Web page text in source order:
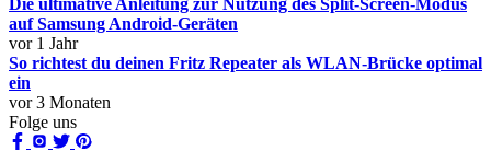
Die ultimative Anleitung zur Nutzung des Split-Screen-Modus
auf Samsung Android-Geräten
vor 1 Jahr
So richtest du deinen Fritz Repeater als WLAN-Brücke optimal
ein
vor 3 Monaten
Folge uns